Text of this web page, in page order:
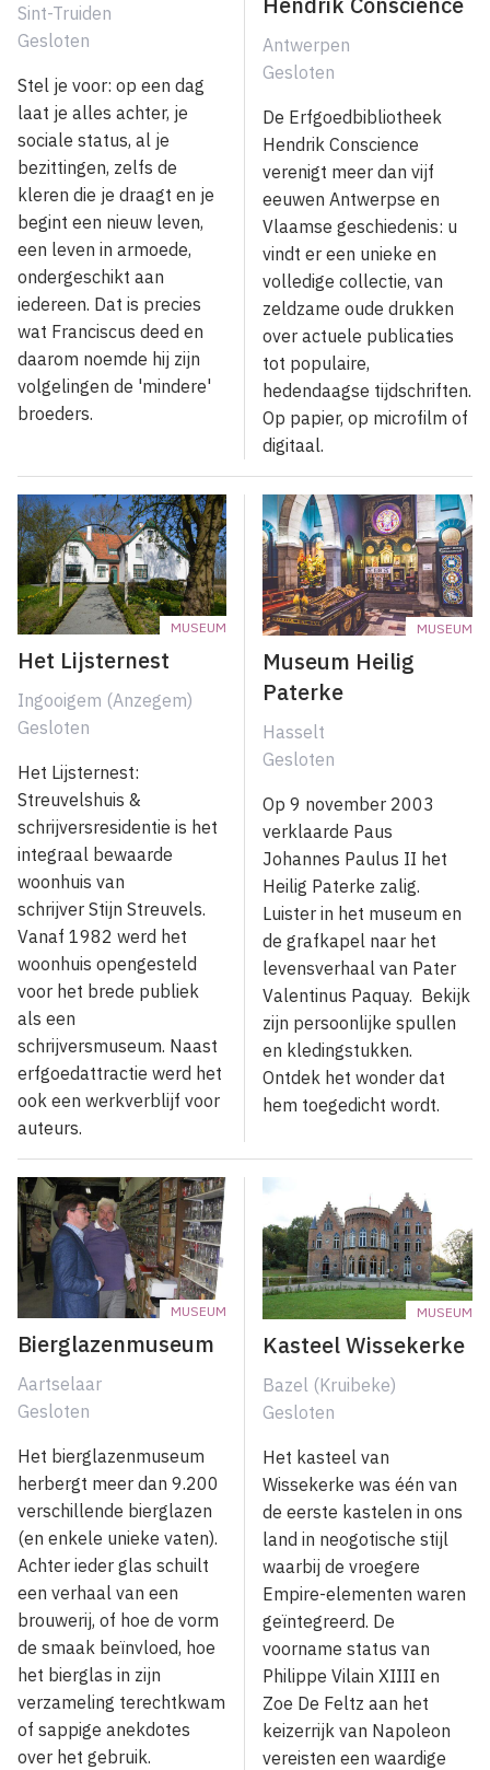
Sint-Truiden
Gesloten
Stel je voor: op een dag
laat je alles achter, je
sociale status, al je
bezittingen, zelfs de
kleren die je draagt en je
begint een nieuw leven,
een leven in armoede,
ondergeschikt aan
iedereen. Dat is precies
wat Franciscus deed en
daarom noemde hij zijn
volgelingen de 'mindere'
broeders.
Antwerpen
Gesloten
De Erfgoedbibliotheek
Hendrik Conscience
verenigt meer dan vijf
eeuwen Antwerpse en
Vlaamse geschiedenis: u
vindt er een unieke en
volledige collectie, van
zeldzame oude drukken
over actuele publicaties
tot populaire,
hedendaagse tijdschriften.
Op papier, op microfilm of
digitaal.
MUSEUM
Het Lijsternest
Ingooigem (Anzegem)
Gesloten
Het Lijsternest:
Streuvelshuis &
schrijversresidentie is het
integraal bewaarde
woonhuis van
schrijver Stijn Streuvels.
Vanaf 1982 werd het
woonhuis opengesteld
voor het brede publiek
als een
schrijversmuseum. Naast
erfgoedattractie werd het
ook een werkverblijf voor
auteurs.
MUSEUM
Museum Heilig
Paterke
Hasselt
Gesloten
Op 9 november 2003
verklaarde Paus
Johannes Paulus II het
Heilig Paterke zalig.
Luister in het museum en
de grafkapel naar het
levensverhaal van Pater
Valentinus Paquay. Bekijk
zijn persoonlijke spullen
en kledingstukken.
Ontdek het wonder dat
hem toegedicht wordt.
MUSEUM
Bierglazenmuseum
Aartselaar
Gesloten
Het bierglazenmuseum
herbergt meer dan 9.200
verschillende bierglazen
(en enkele unieke vaten).
Achter ieder glas schuilt
een verhaal van een
brouwerij, of hoe de vorm
de smaak beïnvloed, hoe
het bierglas in zijn
verzameling terechtkwam
of sappige anekdotes
over het gebruik.
MUSEUM
Kasteel Wissekerke
Bazel (Kruibeke)
Gesloten
Het kasteel van
Wissekerke was één van
de eerste kastelen in ons
land in neogotische stijl
waarbij de vroegere
Empire-elementen waren
geïntegreerd. De
voorname status van
Philippe Vilain XIIII en
Zoe De Feltz aan het
keizerrijk van Napoleon
vereisten een waardige